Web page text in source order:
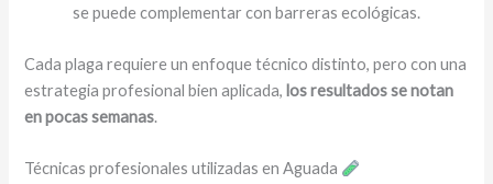
se puede complementar con barreras ecológicas.
Cada plaga requiere un enfoque técnico distinto, pero con una
estrategia profesional bien aplicada, los resultados se notan
en pocas semanas.
Técnicas profesionales utilizadas en Aguada